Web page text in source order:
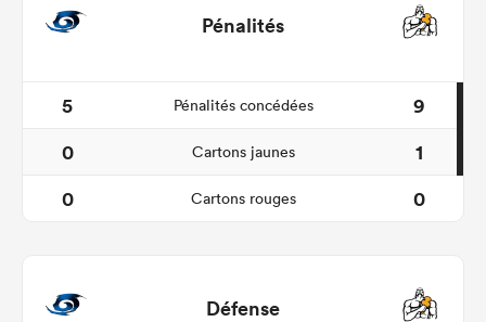
Pénalités
5 Pénalités concédées
9
0
Cartons jaunes
1
0
Cartons rouges 0
Défense